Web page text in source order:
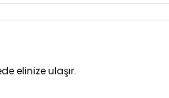
elinize ulaşır.